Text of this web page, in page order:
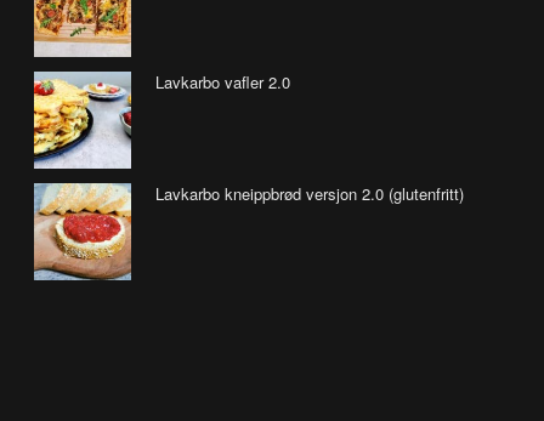
Lavkarbo vafler 2.0
Lavkarbo kneippbrød versjon 2.0 (glutenfritt)